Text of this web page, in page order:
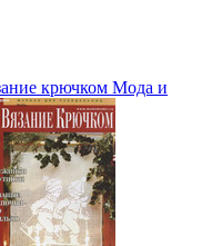
крючком Мода и